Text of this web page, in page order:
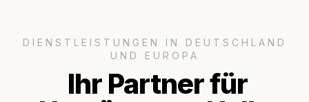
DIENSTLEISTUNGEN IN DEUTSCHLAND
UND EUROPA
Ihr Partner für